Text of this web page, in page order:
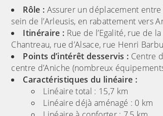
Rôle : Assurer un déplacement entre
sein de l’Arleusis, en rabattement vers
Itinéraire : Rue de l’Egalité, rue de
Chantreau, rue d’Alsace, rue Henri
Points d’intérêt desservis : Centre
centre d’Aniche (nombreux
Caractéristiques du linéaire :
Linéaire total : 15,7 km
Linéaire déjà aménagé : 0 km